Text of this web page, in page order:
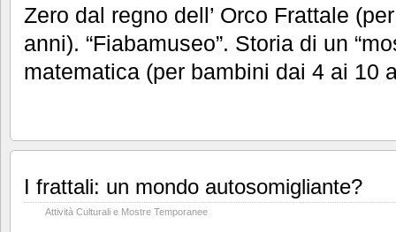
Zero dal regno dell’ Orco Frattale
anni). “Fiabamuseo”. Storia di un
matematica (per bambini dai 4 ai 10
I frattali: un mondo autosomigliante?
Attività Culturali e Mostre Temporanee